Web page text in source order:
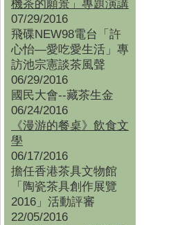
機茶的願景」專題演講
07/29/2016
飛碟NEW98電台「許
心怡—愛吃愛生活」專
訪池宗憲談茶風聲
06/29/2016
國民大會--藏茶生金
06/24/2016
《漫游的餐桌》飲食文
學
06/17/2016
擔任香港茶具文物館
「陶瓷茶具創作展覽
2016」活動評審
22/05/2016